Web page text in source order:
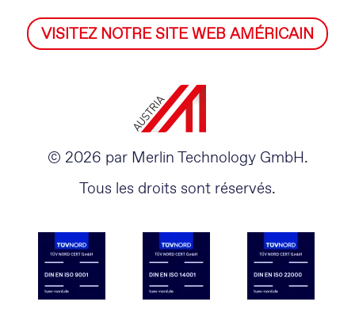
VISITEZ NOTRE SITE WEB AMÉRICAIN
© 2026 par Merlin Technology GmbH.
Tous les droits sont réservés.